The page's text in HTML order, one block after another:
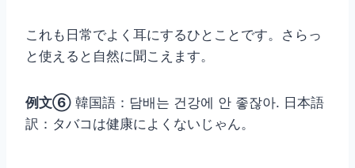
これも日常でよく耳にするひとことです。さらっ
と使えると自然に聞こえます。
例文⑥ 韓国語：담배는 건강에 안 좋잖아. 日本語
訳：タバコは健康によくないじゃん。